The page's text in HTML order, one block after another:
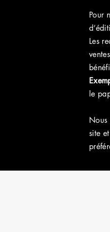
Pour
Les
le
Nous
site